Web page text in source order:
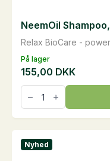
På lager
Relax BioCare -
NeemOil
155,00 DKK
NeemOil
Shampoo,
0,5
liter
Nyhed